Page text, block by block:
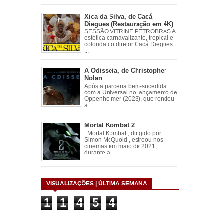
Xica da Silva, de Cacá
Diegues (Restauração em 4K)
SESSÃO VITRINE PETROBRÁS A
estética carnavalizante, tropical e
colorida do diretor Cacá Diegues
A Odisseia, de Christopher
Nolan
Após a parceria bem-sucedida
com a Universal no lançamento de
Oppenheimer (2023), que rendeu
a ...
Mortal Kombat 2
Mortal Kombat , dirigido por
Simon McQuoid , estreou nos
cinemas em maio de 2021,
durante a ...
VISUALIZAÇÕES | ÚLTIMA SEMANA
1 1 4 5 4